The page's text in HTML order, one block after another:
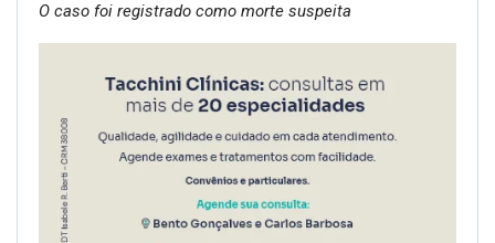
O caso foi registrado como morte suspeita